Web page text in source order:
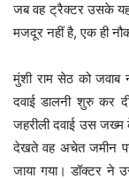
जब वह ट्रैक्टर उसके
मजदूर नहीं है, एक ही
मुंशी राम सेठ को
दवाई डालनी शुरु कर
जहरीली दवाई उस जख्म
देखते वह अचेत जमीन
जाया गया। डॉक्टर ने